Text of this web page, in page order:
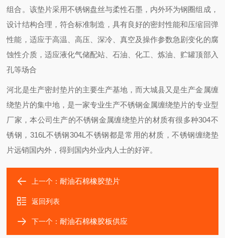
组合。该垫片采用不锈钢盘丝与柔性石墨，内外环为钢圈组成，
设计结构合理，符合标准制造，具有良好的密封性能和压缩回弹
性能，适应于高温、高压、深冷、真空及操作参数急剧变化的腐
蚀性介质，适应液化气储配站、石油、化工、炼油、贮罐顶部入
孔等场合
河北是生产密封垫片的主要生产基地，而大城县又是生产金属缠
绕垫片的集中地，是一家专业生产不锈钢金属缠绕垫片的专业型
厂家，本公司生产的不锈钢金属缠绕垫片的材质有很多种304不
锈钢，316L不锈钢304L不锈钢都是常用的材质，不锈钢缠绕垫
片远销国内外，得到国内外业内人士的好评。
上一个：耐油石棉橡胶垫片
返回列表
下一个：耐油石棉橡胶板供应